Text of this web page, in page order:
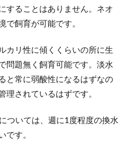
することはありません。ネオ
で飼育が可能です。
カリ性に傾くくらいの所に生
問題無く飼育可能です。淡水
と常に弱酸性になるはずなの
理されているはずです。
ついては、週に1度程度の換水
です。